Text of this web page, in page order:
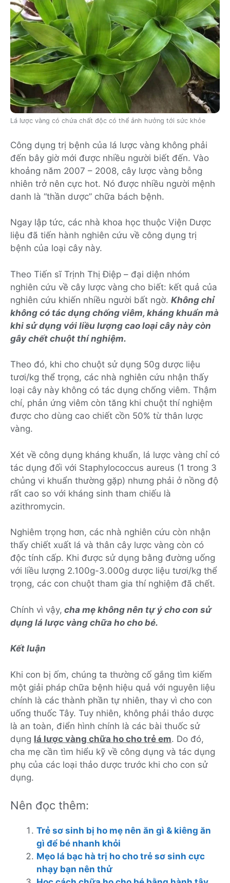
Lá lược vàng có chứa chất độc có thể ảnh hưởng tới sức khỏe
Công dụng trị bệnh của lá lược vàng không phải
đến bây giờ mới được nhiều người biết đến. Vào
khoảng năm 2007 – 2008, cây lược vàng bỗng
nhiên trở nên cực hot. Nó được nhiều người mệnh
danh là “thần dược” chữa bách bệnh.
Ngay lập tức, các nhà khoa học thuộc Viện Dược
liệu đã tiến hành nghiên cứu về công dụng trị
bệnh của loại cây này.
Theo Tiến sĩ Trịnh Thị Điệp – đại diện nhóm
nghiên cứu về cây lược vàng cho biết: kết quả của
nghiên cứu khiến nhiều người bất ngờ. Không chỉ
không có tác dụng chống viêm, kháng khuẩn mà
khi sử dụng với liều lượng cao loại cây này còn
gây chết chuột thí nghiệm.
Theo đó, khi cho chuột sử dụng 50g dược liệu
tươi/kg thể trọng, các nhà nghiên cứu nhận thấy
loại cây này không có tác dụng chống viêm. Thậm
chí, phản ứng viêm còn tăng khi chuột thí nghiệm
được cho dùng cao chiết cồn 50% từ thân lược
vàng.
Xét về công dụng kháng khuẩn, lá lược vàng chỉ có
tác dụng đối với Staphylococcus aureus (1 trong 3
chủng vi khuẩn thường gặp) nhưng phải ở nồng độ
rất cao so với kháng sinh tham chiếu là
azithromycin.
Nghiêm trọng hơn, các nhà nghiên cứu còn nhận
thấy chiết xuất lá và thân cây lược vàng còn có
độc tính cấp. Khi được sử dụng bằng đường uống
với liều lượng 2.100g-3.000g dược liệu tươi/kg thể
trọng, các con chuột tham gia thí nghiệm đã chết.
Chính vì vậy, cha mẹ không nên tự ý cho con sử
dụng lá lược vàng chữa ho cho bé.
Kết luận
Khi con bị ốm, chúng ta thường cố gắng tìm kiếm
một giải pháp chữa bệnh hiệu quả với nguyên liệu
chính là các thành phần tự nhiên, thay vì cho con
uống thuốc Tây. Tuy nhiên, không phải thảo dược
là an toàn, điển hình chính là các bài thuốc sử
dụng lá lược vàng chữa ho cho trẻ em. Do đó,
cha mẹ cần tìm hiểu kỹ về công dụng và tác dụng
phụ của các loại thảo dược trước khi cho con sử
dụng.
Nên đọc thêm:
Trẻ sơ sinh bị ho mẹ nên ăn gì & kiêng ăn
gì để bé nhanh khỏi
Mẹo lá bạc hà trị ho cho trẻ sơ sinh cực
nhạy bạn nên thử